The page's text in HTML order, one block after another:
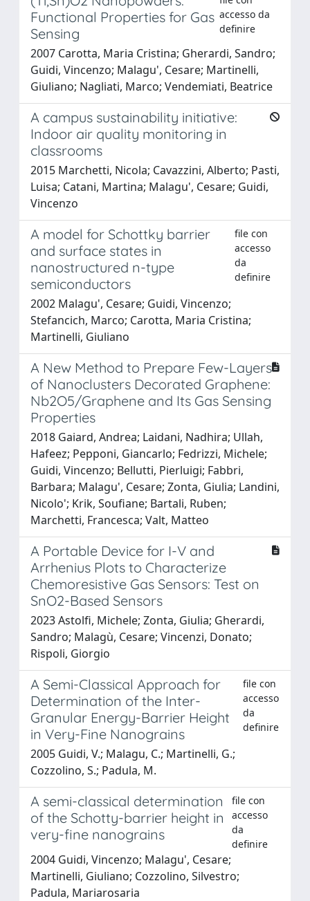
Functional Properties for Gas
Sensing
accesso da
definire
2007 Carotta, Maria Cristina; Gherardi, Sandro;
Guidi, Vincenzo; Malagu', Cesare; Martinelli,
Giuliano; Nagliati, Marco; Vendemiati, Beatrice
A campus sustainability initiative:
Indoor air quality monitoring in
classrooms
2015 Marchetti, Nicola; Cavazzini, Alberto; Pasti,
Luisa; Catani, Martina; Malagu', Cesare; Guidi,
Vincenzo
A model for Schottky barrier
and surface states in
nanostructured n-type
semiconductors
file con
accesso
da
definire
2002 Malagu', Cesare; Guidi, Vincenzo;
Stefancich, Marco; Carotta, Maria Cristina;
Martinelli, Giuliano
A New Method to Prepare Few-Layers
of Nanoclusters Decorated Graphene:
Nb2O5/Graphene and Its Gas Sensing
Properties
2018 Gaiard, Andrea; Laidani, Nadhira; Ullah,
Hafeez; Pepponi, Giancarlo; Fedrizzi, Michele;
Guidi, Vincenzo; Bellutti, Pierluigi; Fabbri,
Barbara; Malagu', Cesare; Zonta, Giulia; Landini,
Nicolo'; Krik, Soufiane; Bartali, Ruben;
Marchetti, Francesca; Valt, Matteo
A Portable Device for I-V and
Arrhenius Plots to Characterize
Chemoresistive Gas Sensors: Test on
SnO2-Based Sensors
2023 Astolfi, Michele; Zonta, Giulia; Gherardi,
Sandro; Malagù, Cesare; Vincenzi, Donato;
Rispoli, Giorgio
A Semi-Classical Approach for
Determination of the Inter-
Granular Energy-Barrier Height
in Very-Fine Nanograins
file con
accesso
da
definire
2005 Guidi, V.; Malagu, C.; Martinelli, G.;
Cozzolino, S.; Padula, M.
A semi-classical determination
of the Schotty-barrier height in
very-fine nanograins
file con
accesso
da
definire
2004 Guidi, Vincenzo; Malagu', Cesare;
Martinelli, Giuliano; Cozzolino, Silvestro;
Padula, Mariarosaria